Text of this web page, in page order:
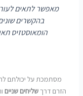
בהקשרים
הומאוסטזיס
הזרם דרךשליחים שניים